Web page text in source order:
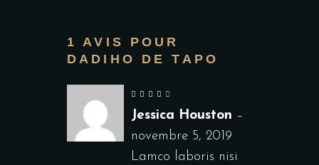
1 AVIS POUR
DADIHO DE TAPO
Jessica Houston –
novembre 5, 2019
Lamco laboris nisi